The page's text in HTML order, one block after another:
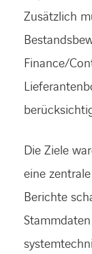
Zusätzlich
Finance/
Die Ziele
eine
Berichte